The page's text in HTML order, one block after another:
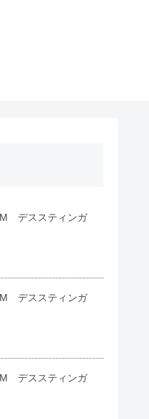
デススティンガ
デススティンガ
デススティンガ